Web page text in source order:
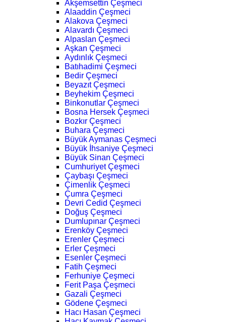
Akşemsettin Çeşmeci
Alaaddin Çeşmeci
Alakova Çeşmeci
Alavardı Çeşmeci
Alpaslan Çeşmeci
Aşkan Çeşmeci
Aydınlık Çeşmeci
Batıhadimi Çeşmeci
Bedir Çeşmeci
Beyazıt Çeşmeci
Beyhekim Çeşmeci
Binkonutlar Çeşmeci
Bosna Hersek Çeşmeci
Bozkır Çeşmeci
Buhara Çeşmeci
Büyük Aymanas Çeşmeci
Büyük İhsaniye Çeşmeci
Büyük Sinan Çeşmeci
Cumhuriyet Çeşmeci
Çaybaşı Çeşmeci
Çimenlik Çeşmeci
Çumra Çeşmeci
Devri Cedid Çeşmeci
Doğuş Çeşmeci
Dumlupınar Çeşmeci
Erenköy Çeşmeci
Erenler Çeşmeci
Erler Çeşmeci
Esenler Çeşmeci
Fatih Çeşmeci
Ferhuniye Çeşmeci
Ferit Paşa Çeşmeci
Gazali Çeşmeci
Gödene Çeşmeci
Hacı Hasan Çeşmeci